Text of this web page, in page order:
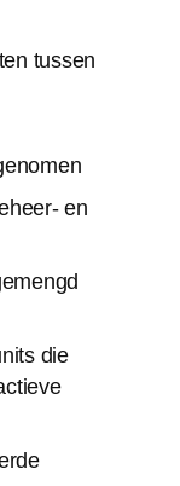
tussen
en
die